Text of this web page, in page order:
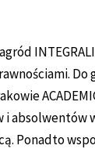
Do
absolwentów
Ponadto